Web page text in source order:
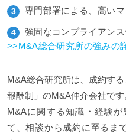
専門部署による、高い
強固なコンプライアンス
>>M&A総合研究所の強みの
M&A総合研究所は、成約す
報酬制」のM&A仲介会社です
M&Aに関する知識・経験
て、相談から成約に至るま